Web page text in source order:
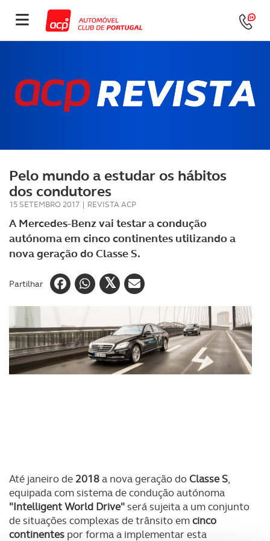
Pelo mundo a estudar os hábitos
dos condutores
15 SETEMBRO 2017 | REVISTA ACP
A Mercedes-Benz vai testar a condução
autónoma em cinco continentes utilizando a
nova geração do Classe S.
Partilhar
Até janeiro de 2018a nova geração doClasse S,
equipada com sistema de condução autónoma
"Intelligent World Drive"será sujeita a um conjunto
de situações complexas de trânsito emcinco
continentes por forma a implementar esta